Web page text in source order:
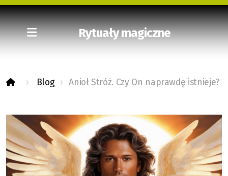
Rytuały magiczne
Blog Anioł Stróż. Czy On naprawdę istnieje?